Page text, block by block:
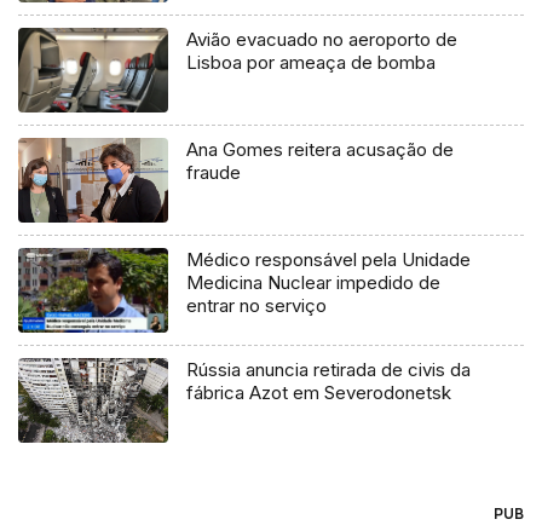
Avião evacuado no aeroporto de
Lisboa por ameaça de bomba
Ana Gomes reitera acusação de
fraude
Médico responsável pela Unidade
Medicina Nuclear impedido de
entrar no serviço
Rússia anuncia retirada de civis da
fábrica Azot em Severodonetsk
PUB